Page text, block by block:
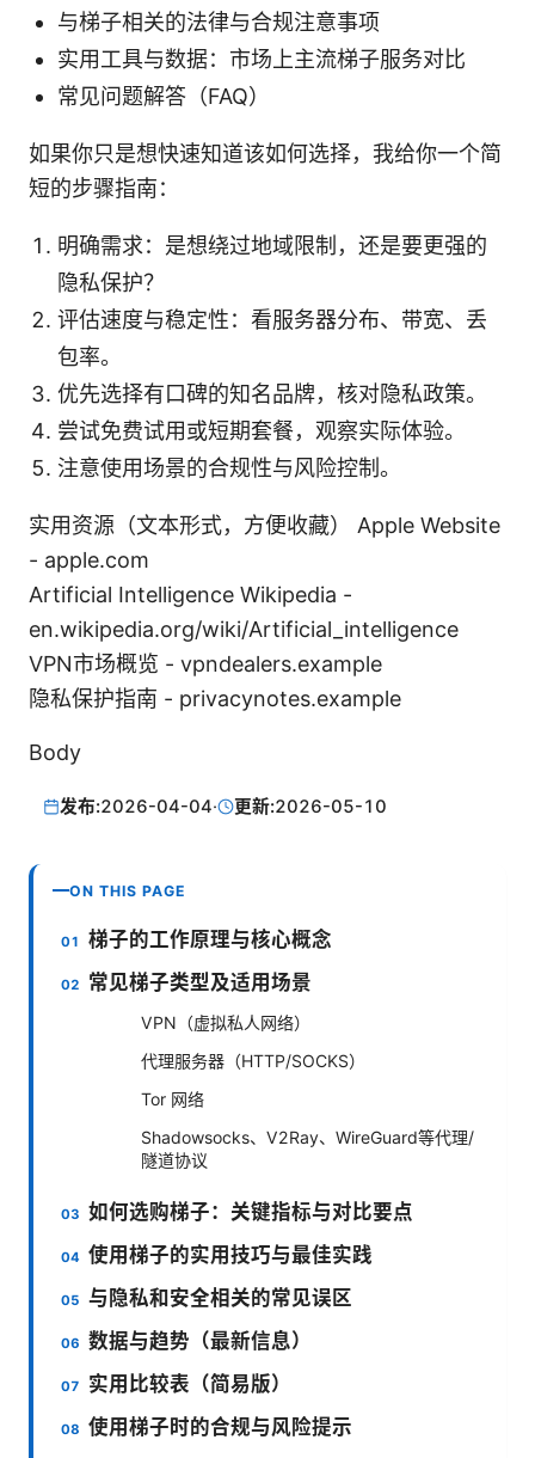
与梯子相关的法律与合规注意事项
实用工具与数据：市场上主流梯子服务对比
常见问题解答（FAQ）
如果你只是想快速知道该如何选择，我给你一个简
短的步骤指南：
明确需求：是想绕过地域限制，还是要更强的
隐私保护？
评估速度与稳定性：看服务器分布、带宽、丢
包率。
优先选择有口碑的知名品牌，核对隐私政策。
尝试免费试用或短期套餐，观察实际体验。
注意使用场景的合规性与风险控制。
实用资源（文本形式，方便收藏） Apple Website
- apple.com
Artificial Intelligence Wikipedia -
en.wikipedia.org/wiki/Artificial_intelligence
VPN市场概览 - vpndealers.example
隐私保护指南 - privacynotes.example
Body
发布:2026-04-04· 更新:2026-05-10
ON THIS PAGE
梯子的工作原理与核心概念
常见梯子类型及适用场景
VPN（虚拟私人网络）
代理服务器（HTTP/SOCKS）
Tor 网络
Shadowsocks、V2Ray、WireGuard等代理/
隧道协议
如何选购梯子：关键指标与对比要点
使用梯子的实用技巧与最佳实践
与隐私和安全相关的常见误区
数据与趋势（最新信息）
实用比较表（简易版）
使用梯子时的合规与风险提示